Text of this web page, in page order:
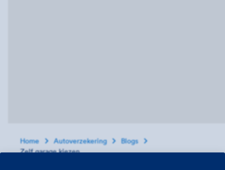
Home Autoverzekering
Blogs
Zelf garage kiezen